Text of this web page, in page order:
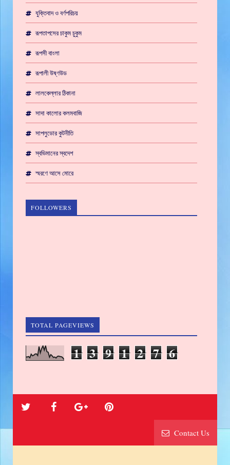
যুক্তিবাদ ও বর্ণপরিচয়
রূপতাপসের চাকুম চুকুম
রূপসী বাংলা
রূপালী উষ্ণউড
লালকেল্লার ঠিকানা
সাদা কালোর কলমবাজি
সাপলুডোর কুটনীতি
স্বভিমানের স্বদেশ
স্মরণে আসে মোরে
FOLLOWERS
TOTAL PAGEVIEWS
1 3 9 1 2 7 6
Contact Us